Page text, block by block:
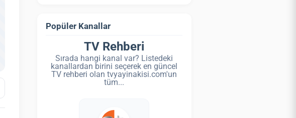
Popüler Kanallar
TV Rehberi
Sırada hangi kanal var? Listedeki
kanallardan birini seçerek en güncel
TV rehberi olan tvyayinakisi.com'un
tüm...